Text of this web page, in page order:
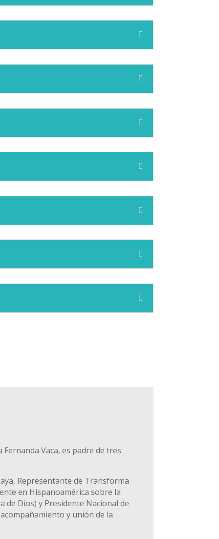
Vaca, es padre de tres
Representante de Transforma
en Hispanoamérica sobre la
de Dios) y Presidente Nacional de
y unión de la